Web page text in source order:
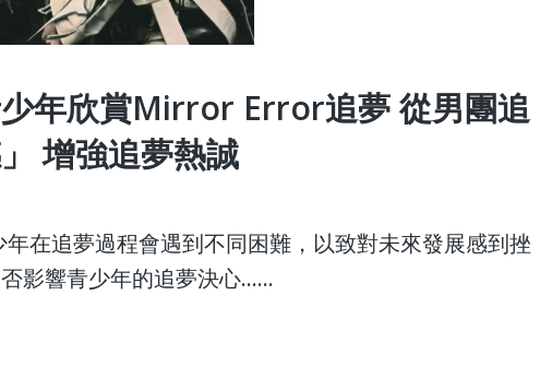
年欣賞Mirror Error追夢 從男團追
增強追夢熱誠
年在追夢過程會遇到不同困難，以致對未來發展感到挫
影響青少年的追夢決心……